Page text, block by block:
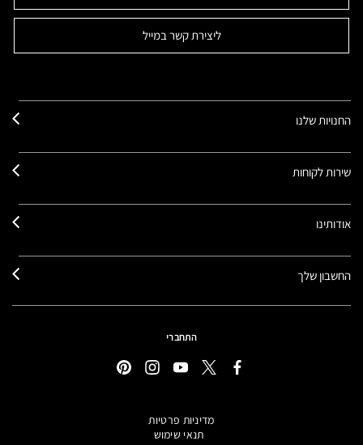
ליצירת קשר במייל
החנויות שלנו
שירות לקוחות
אודותינו
החשבון שלך
התחברי
מדיניות פרטיות
תנאי שימוש